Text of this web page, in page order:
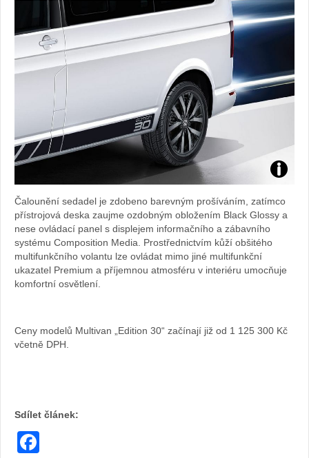
Zdroj:
Čalounění sedadel je zdobeno barevným prošíváním, zatímco
přístrojová deska zaujme ozdobným obložením Black Glossy a
nese ovládací panel s displejem informačního a zábavního
systému Composition Media. Prostřednictvím kůží obšitého
multifunkčního volantu lze ovládat mimo jiné multifunkční
ukazatel Premium a příjemnou atmosféru v interiéru umocňuje
komfortní osvětlení.
Ceny modelů Multivan „Edition 30“ začínají již od 1 125 300 Kč
včetně DPH.
Sdílet článek: